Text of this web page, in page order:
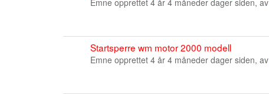
Emne opprettet 4 år 4 måneder dager siden, av
Startsperre wm motor 2000 modell
Emne opprettet 4 år 4 måneder dager siden, av